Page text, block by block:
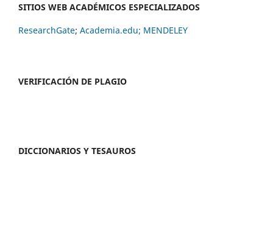
SITIOS WEB ACADÉMICOS ESPECIALIZADOS
ResearchGate; Academia.edu; MENDELEY
VERIFICACIÓN DE PLAGIO
DICCIONARIOS Y TESAUROS